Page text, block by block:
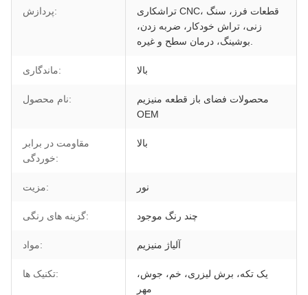
پردازش:
تراشکاری CNC، قطعات فرز، سنگ
زنی، تراش خودکار، ضربه زدن،
ماندگاری: بالا
نام محصول:
محصولات فضای باز قطعه منیزیم
OEM
مقاومت در برابر
خوردگی:
بالا
مزیت: نور
گزینه های رنگی: چند رنگ موجود
مواد: آلیاژ منیزیم
تکنیک ها:
یک تکه، برش لیزری، خم، جوش،
مهر